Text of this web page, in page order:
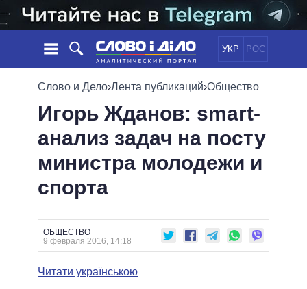
УКР РОС
НОВОСТИ
ЛЕНТА
СОБЫТИЯ
СТАТЬИ
ОБЗОРЫ
ДАЙДЖЕСТЫ
ПОЛИТИКА
ЭКОНОМИКА
ОБЩЕСТВО
ОБЕЩАНИЯ
ПОЛИТИКИ
ВСЕ ПОЛИТИКИ
ПРЕЗИДЕНТ И ОФИС
ВЕРХОВНАЯ РАДА
КАБИНЕТ МИНИСТРОВ
МЭРЫ
ИНФОГРАФИКА
ПОДДЕРЖАТЬ
СРАВНЕНИЕ ПОЛИТИКОВ
Слово и Дело›Лента публикаций›Общество
Игорь Жданов: smart-
анализ задач на посту
министра молодежи и
спорта
ОБЩЕСТВО
9 февраля 2016, 14:18
Читати українською